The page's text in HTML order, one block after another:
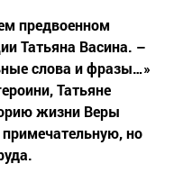
предвоенном
Татьяна Васина. –
слова и фразы…»
Татьяне
жизни Веры
но